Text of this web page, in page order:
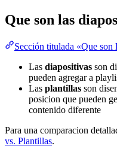
Que son las
Sección titulada «Que son
Las diapositivas son
pueden agregar a
Las plantillas son
posicion que pueden
contenido diferente
Para una comparacion
vs. Plantillas.